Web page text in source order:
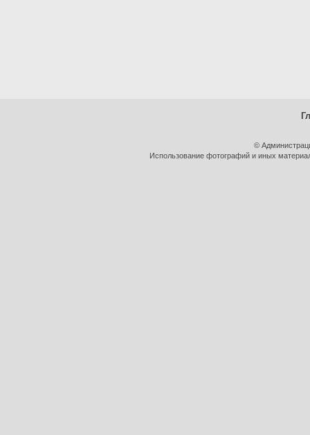
©
Использование фотографий и иных